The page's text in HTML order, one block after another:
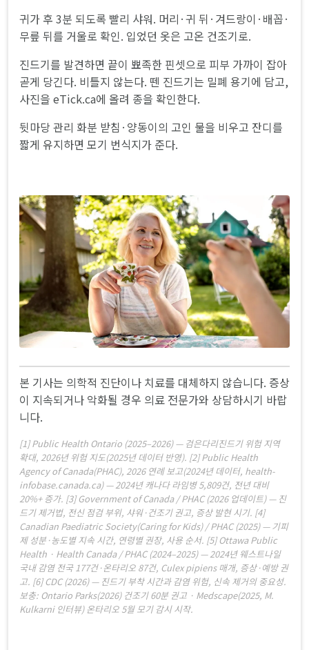
귀가 후 3분 되도록 빨리 샤워. 머리·귀 뒤·겨드랑이·배꼽·
무릎 뒤를 거울로 확인. 입었던 옷은 고온 건조기로.
진드기를 발견하면 끝이 뾰족한 핀셋으로 피부 가까이 잡아
곧게 당긴다. 비틀지 않는다. 뗀 진드기는 밀폐 용기에 담고,
사진을 eTick.ca에 올려 종을 확인한다.
뒷마당 관리 화분 받침·양동이의 고인 물을 비우고 잔디를
짧게 유지하면 모기 번식지가 준다.
본 기사는 의학적 진단이나 치료를 대체하지 않습니다. 증상
이 지속되거나 악화될 경우 의료 전문가와 상담하시기 바랍
니다.
[1] Public Health Ontario (2025–2026) — 검은다리진드기 위험 지역
확대, 2026년 위험 지도(2025년 데이터 반영). [2] Public Health
Agency of Canada(PHAC), 2026 연례 보고(2024년 데이터, health-
infobase.canada.ca) — 2024년 캐나다 라임병 5,809건, 전년 대비
20%+ 증가. [3] Government of Canada / PHAC (2026 업데이트) — 진
드기 제거법, 전신 점검 부위, 샤워·건조기 권고, 증상 발현 시기. [4]
Canadian Paediatric Society(Caring for Kids) / PHAC (2025) — 기피
제 성분·농도별 지속 시간, 연령별 권장, 사용 순서. [5] Ottawa Public
Health · Health Canada / PHAC (2024–2025) — 2024년 웨스트나일
국내 감염 전국 177건·온타리오 87건, Culex pipiens 매개, 증상·예방 권
고. [6] CDC (2026) — 진드기 부착 시간과 감염 위험, 신속 제거의 중요성.
보충: Ontario Parks(2026) 건조기 60분 권고 · Medscape(2025, M.
Kulkarni 인터뷰) 온타리오 5월 모기 감시 시작.